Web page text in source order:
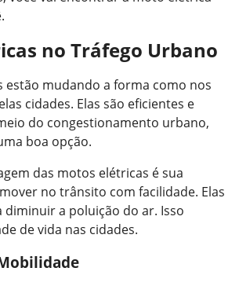
no Tráfego Urbano
estão mudando a forma como nos
cidades. Elas são eficientes e
do congestionamento urbano,
boa opção.
das motos elétricas é sua
no trânsito com facilidade. Elas
a poluição do ar. Isso
de vida nas cidades.